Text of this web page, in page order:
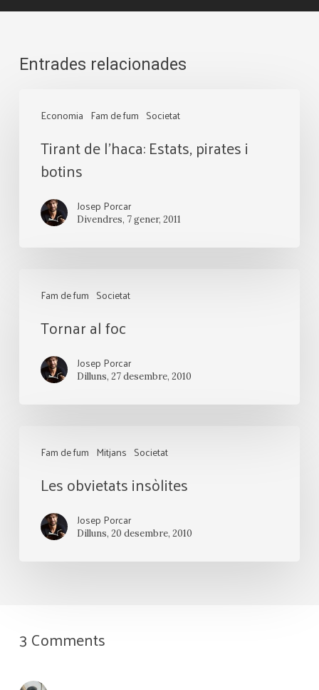
Entrades relacionades
Economia Fam de fum Societat
l’haca:
Estats,
Tirant de l’haca: Estats, pirates i
botins
Josep Porcar
Divendres, 7 gener, 2011
Fam de fum Societat
Tornar al foc
Josep Porcar
Dilluns, 27 desembre, 2010
Fam de fum Mitjans Societat
obvietats
insòlites
Les obvietats insòlites
Josep Porcar
Dilluns, 20 desembre, 2010
3 Comments